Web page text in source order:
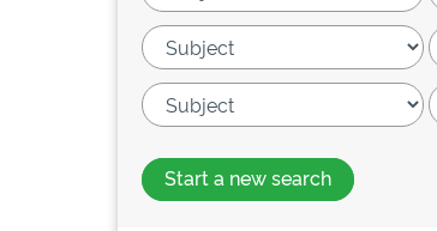
Start a new search